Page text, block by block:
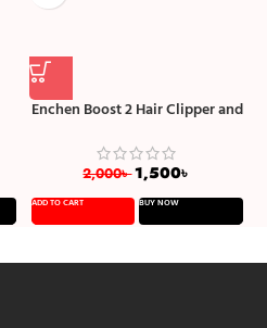
Enchen Boost 2 Hair Clipper and
2,000৳1,500৳
ADD TO CART BUY NOW